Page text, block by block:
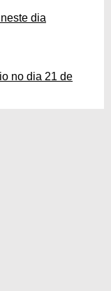
dia
no dia 21 de